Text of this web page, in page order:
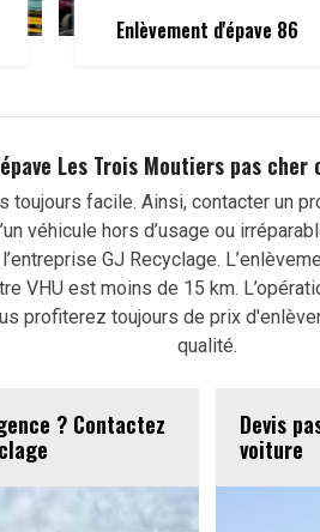
Enlèvement d'épave 86
Les Trois Moutiers pas
toujours facile. Ainsi, contacter un
véhicule hors d’usage ou
GJ Recyclage.
VHU est moins de 15 km.
profiterez toujours de prix
qualité.
? Contactez
Devis
voiture